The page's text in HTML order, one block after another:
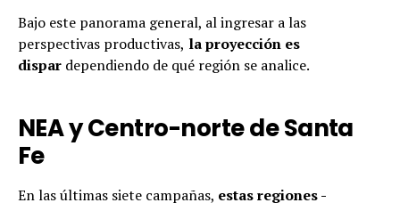
Bajo este panorama general, al ingresar a las
perspectivas productivas, la proyección es
dispar dependiendo de qué región se analice.
NEA y Centro-norte de Santa
Fe
En las últimas siete campañas, estas regiones -